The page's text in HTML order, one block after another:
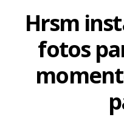
Hrsm
fotos